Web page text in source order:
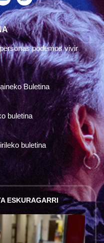
podemos vivir
Buletina
buletina
buletina
ESKURAGARRI